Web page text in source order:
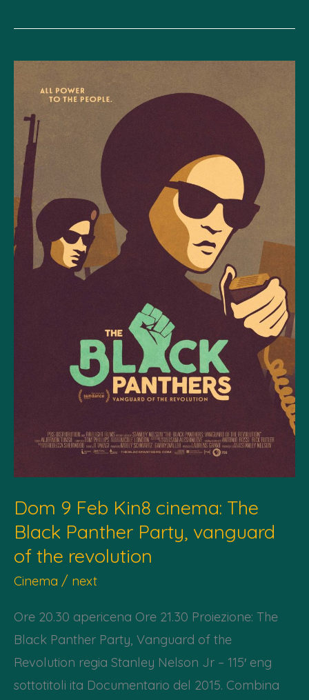
Cinema
Next-
Emerson
Dom 9 Feb Kin8 cinema: The
Black Panther Party, vanguard
of the revolution
Cinema / next
Ore 20.30 apericena Ore 21.30 Proiezione: The
Black Panther Party, Vanguard of the
Revolution regia Stanley Nelson Jr – 115′ eng
sottotitoli ita Documentario del 2015. Combina